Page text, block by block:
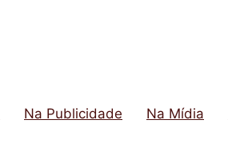
Na Publicidade Na Mídia